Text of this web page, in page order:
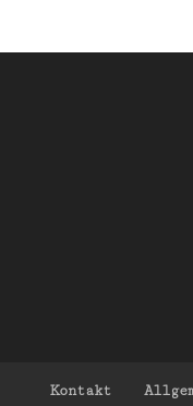
Kontakt